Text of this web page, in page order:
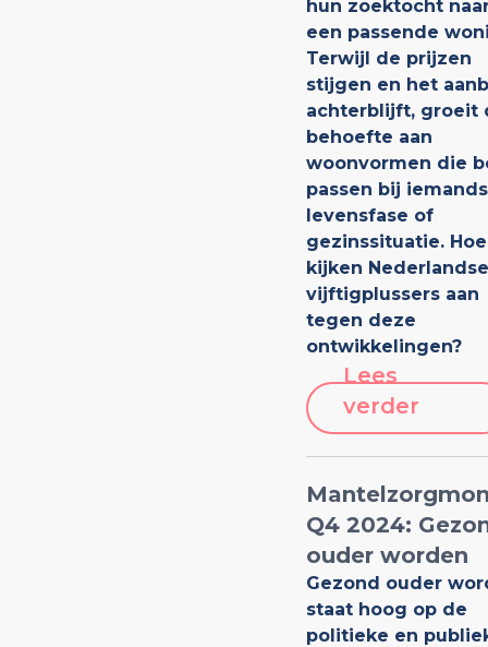
hun zoektocht
een passende
Terwijl de prijzen
stijgen en het
achterblijft, groeit
behoefte aan
woonvormen die
passen bij iemands
levensfase of
gezinssituatie. Hoe
kijken Nederlandse
vijftigplussers aan
tegen deze
ontwikkelingen?
Lees
verder
Q4 2024:
ouder worden
Gezond ouder
staat hoog op de
politieke en